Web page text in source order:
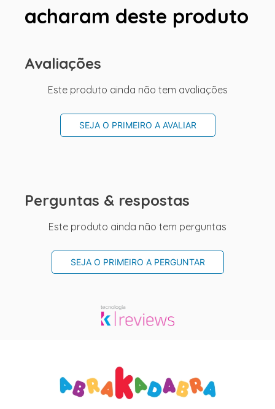
acharam deste produto
Avaliações
Este produto ainda não tem avaliações
SEJA O PRIMEIRO A AVALIAR
Perguntas & respostas
Este produto ainda não tem perguntas
SEJA O PRIMEIRO A PERGUNTAR